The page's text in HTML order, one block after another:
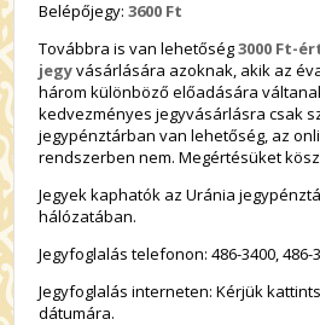
Belépőjegy:3600 Ft
Továbbra is van lehetőség3000 Ft-
jegyvásárlására azoknak, akik az
három különböző előadására
kedvezményes jegyvásárlásra csak
jegypénztárban van lehetőség, az
rendszerben nem. Megértésüket
Jegyek kaphatók az Uránia
hálózatában.
Jegyfoglalás telefonon: 486-3400, 486-
Jegyfoglalás interneten: Kérjük
dátumára.